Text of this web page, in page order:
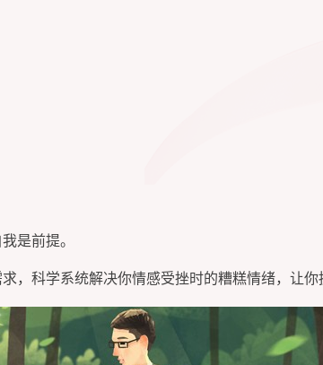
是前提。
，科学系统解决你情感受挫时的糟糕情绪，让你